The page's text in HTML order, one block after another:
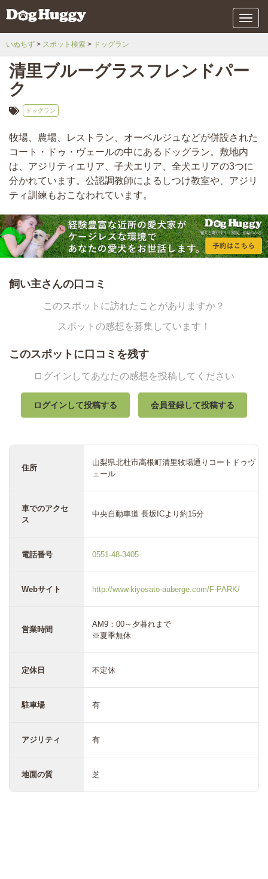
メ
ニ
いぬちず スポット検索 ドッグラン
清里ブルーグラスフレンドパー
ク
ドッグラン
牧場、農場、レストラン、オーベルジュなどが併設された
コート・ドゥ・ヴェールの中にあるドッグラン。敷地内
は、アジリティエリア、子犬エリア、全犬エリアの3つに
分かれています。公認調教師によるしつけ教室や、アジリ
ティ訓練もおこなわれています。
飼い主さんの口コミ
このスポットに訪れたことがありますか？
スポットの感想を募集しています！
このスポットに口コミを残す
ログインしてあなたの感想を投稿してください
ログインして投稿する 会員登録して投稿する
住所
山梨県北杜市高根町清里牧場通りコートドゥヴ
ェール
車でのアクセ
ス
中央自動車道 長坂ICより約15分
電話番号 0551-48-3405
Webサイト http://www.kiyosato-auberge.com/F-PARK/
営業時間
AM9：00～夕暮れまで
※夏季無休
定休日 不定休
駐車場 有
アジリティ 有
地面の質 芝